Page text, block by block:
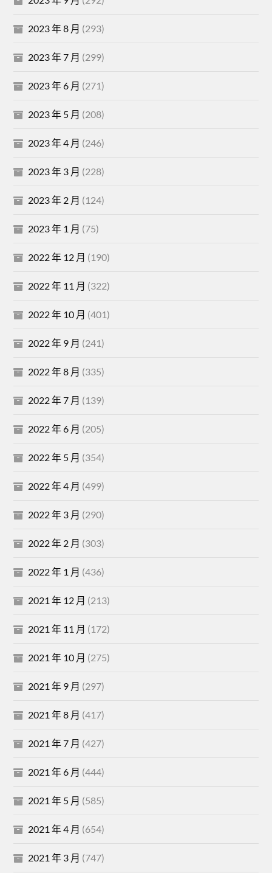
2023 年 8 月 (293)
2023 年 7 月 (299)
2023 年 6 月 (271)
2023 年 5 月 (208)
2023 年 4 月 (246)
2023 年 3 月 (228)
2023 年 2 月 (124)
2023 年 1 月 (75)
2022 年 12 月 (190)
2022 年 11 月 (322)
2022 年 10 月 (401)
2022 年 9 月 (241)
2022 年 8 月 (335)
2022 年 7 月 (139)
2022 年 6 月 (205)
2022 年 5 月 (354)
2022 年 4 月 (499)
2022 年 3 月 (290)
2022 年 2 月 (303)
2022 年 1 月 (436)
2021 年 12 月 (213)
2021 年 11 月 (172)
2021 年 10 月 (275)
2021 年 9 月 (297)
2021 年 8 月 (417)
2021 年 7 月 (427)
2021 年 6 月 (444)
2021 年 5 月 (585)
2021 年 4 月 (654)
2021 年 3 月 (747)